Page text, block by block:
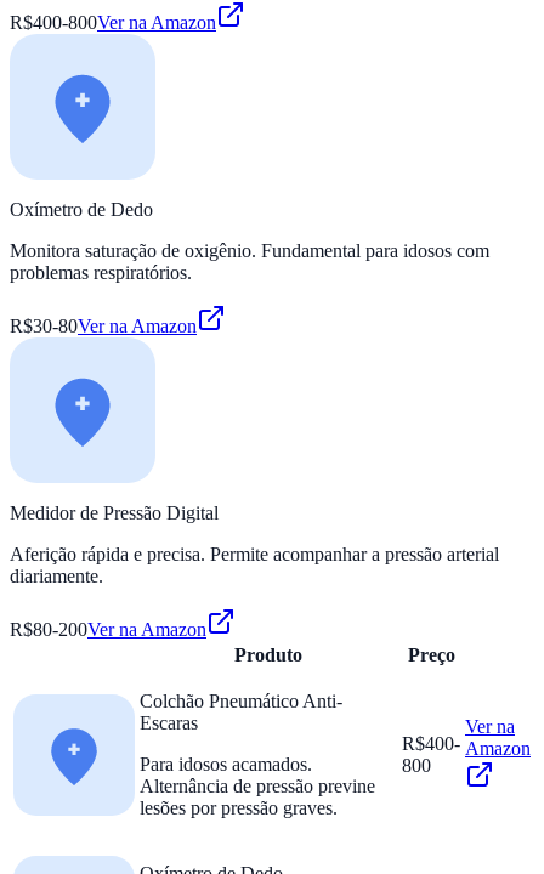
R$400-800Ver na Amazon
Oxímetro de Dedo
Monitora saturação de oxigênio. Fundamental para idosos com
problemas respiratórios.
R$30-80Ver na Amazon
Medidor de Pressão Digital
Aferição rápida e precisa. Permite acompanhar a pressão arterial
diariamente.
R$80-200Ver na Amazon
Produto
Preço
Colchão Pneumático Anti-
Escaras
Para idosos acamados.
Alternância de pressão previne
lesões por pressão graves.
R$400-
800
Ver na
Amazon